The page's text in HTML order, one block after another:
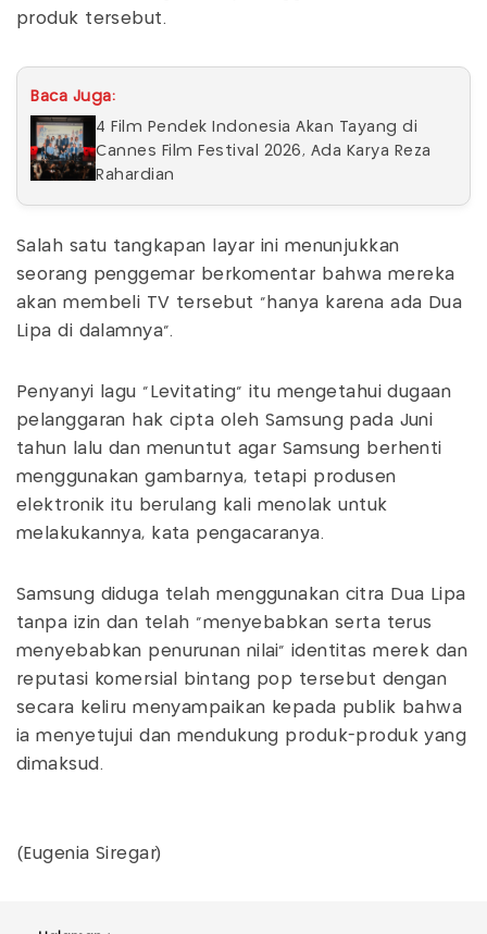
produk tersebut.
Baca Juga:
4 Film Pendek Indonesia Akan Tayang di
Cannes Film Festival 2026, Ada Karya Reza
Rahardian
Salah satu tangkapan layar ini menunjukkan
seorang penggemar berkomentar bahwa mereka
akan membeli TV tersebut "hanya karena ada Dua
Lipa di dalamnya".
Penyanyi lagu "Levitating" itu mengetahui dugaan
pelanggaran hak cipta oleh Samsung pada Juni
tahun lalu dan menuntut agar Samsung berhenti
menggunakan gambarnya, tetapi produsen
elektronik itu berulang kali menolak untuk
melakukannya, kata pengacaranya.
Samsung diduga telah menggunakan citra Dua Lipa
tanpa izin dan telah "menyebabkan serta terus
menyebabkan penurunan nilai" identitas merek dan
reputasi komersial bintang pop tersebut dengan
secara keliru menyampaikan kepada publik bahwa
ia menyetujui dan mendukung produk-produk yang
dimaksud.
(Eugenia Siregar)